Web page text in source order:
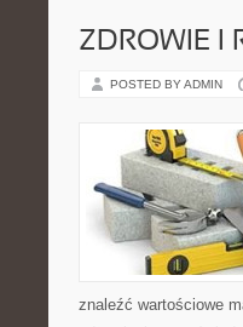
ZDROWIE I
POSTED BY ADMIN
znaleźć wartościowe